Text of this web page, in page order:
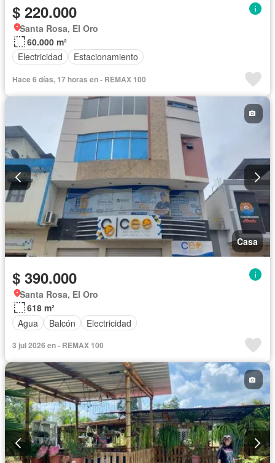
$ 220.000
Santa Rosa, El Oro
60.000 m²
Electricidad
Estacionamiento
Hace 6 días, 17 horas en - REMAX 100
Casa
$ 390.000
Santa Rosa, El Oro
618 m²
Agua
Balcón Electricidad
3 jul 2026 en - REMAX 100